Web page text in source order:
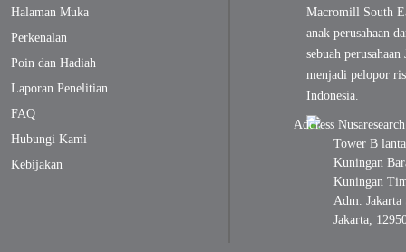
Halaman Muka
Perkenalan
Poin dan Hadiah
Laporan Penelitian
FAQ
Hubungi Kami
Kebijakan
Macromill South
anak perusahaan
sebuah perusahaan
menjadi pelopor
Indonesia.
Tower B
Kuningan
Kuningan
Adm.
Jakarta,